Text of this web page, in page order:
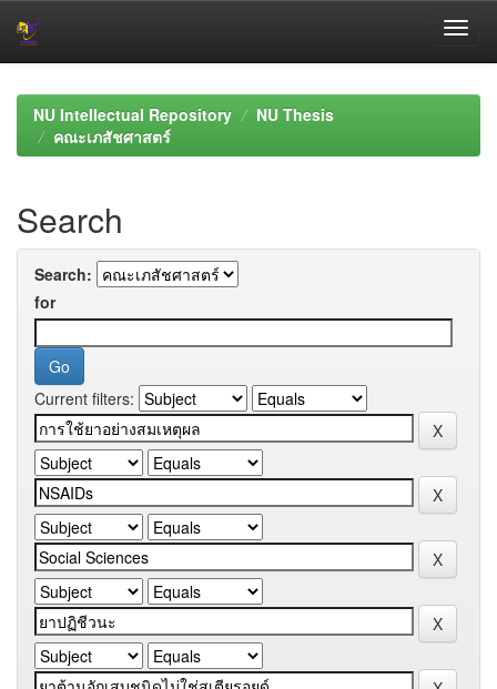
navigationNU Intellectual Repository
NU Thesis
คณะเภสัชศาสตร์
Search
Search:
for
Current filters: